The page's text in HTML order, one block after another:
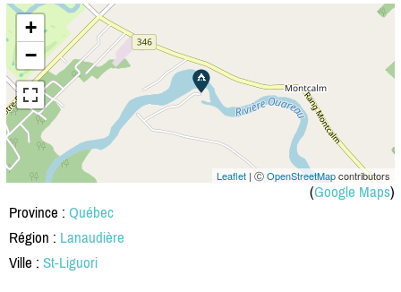
+
−
Leaflet | ⒸOpenStreetMapcontributors
(Google Maps)
Province : Québec
Région : Lanaudière
Ville : St-Liguori